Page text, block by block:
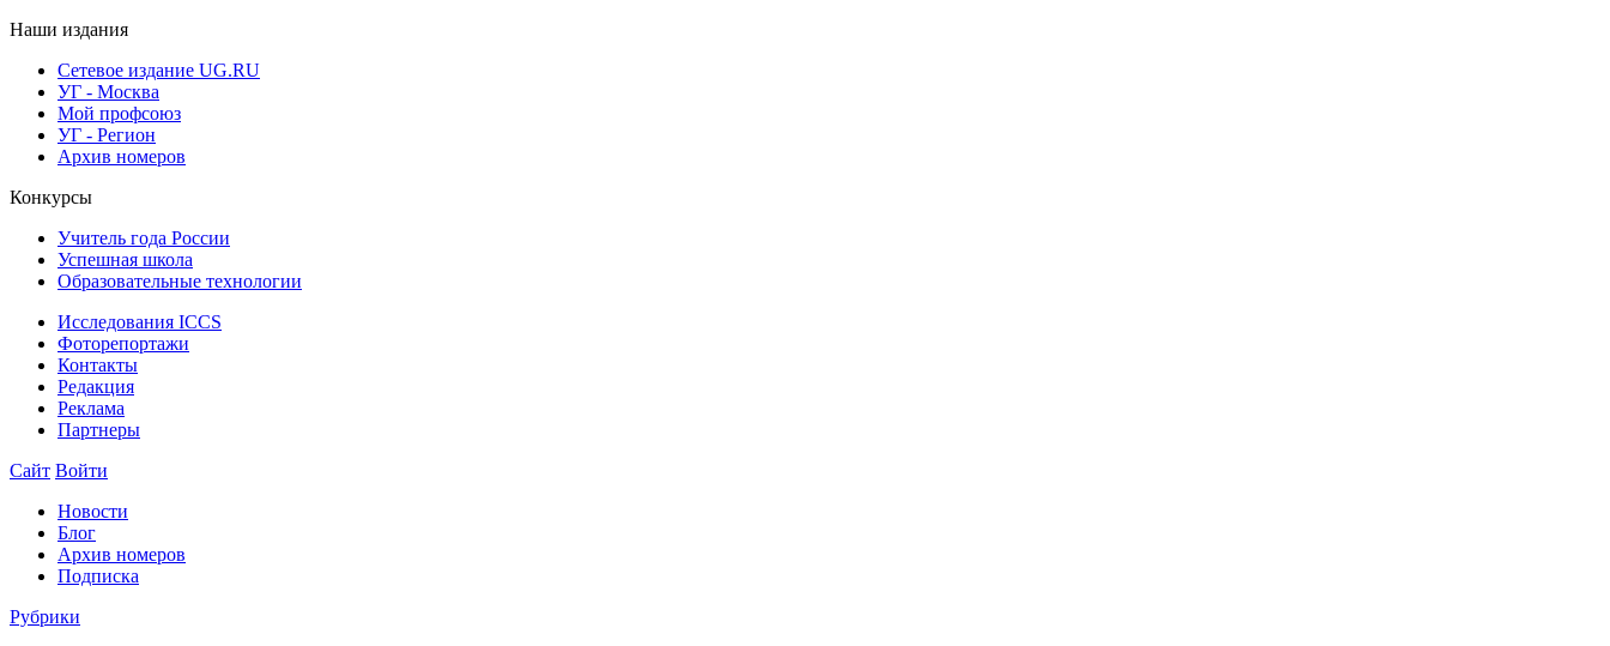
Наши издания
Сетевое издание UG.RU
УГ - Москва
Мой профсоюз
УГ - Регион
Архив номеров
Конкурсы
Учитель года России
Успешная школа
Образовательные технологии
Исследования ICCS
Фоторепортажи
Контакты
Редакция
Реклама
Партнеры
Сайт Войти
Новости
Блог
Архив номеров
Подписка
Рубрики